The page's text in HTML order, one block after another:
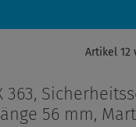
Artikel 12
363,
56 mm,